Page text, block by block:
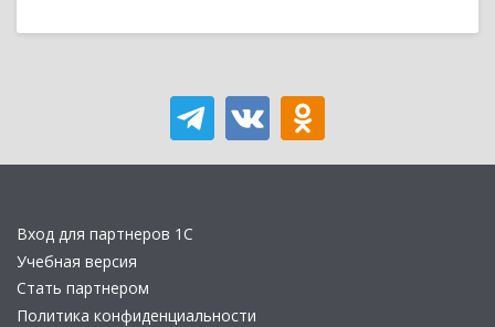
Вход для партнеров 1С
Учебная версия
Стать партнером
Политика конфиденциальности